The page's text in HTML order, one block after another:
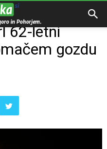
62-letni
gozdu